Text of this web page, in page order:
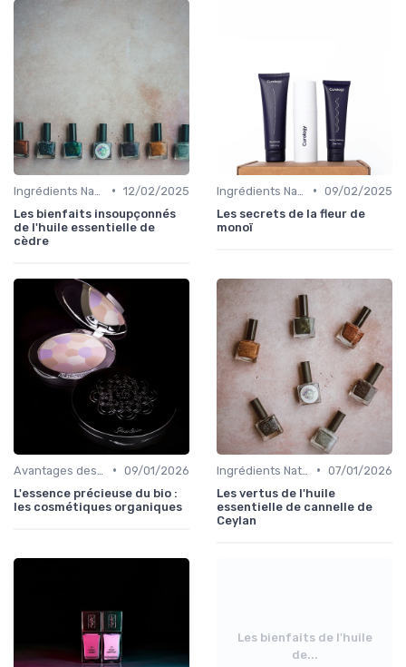
• 12/02/2025
Les bienfaits insoupçonnés
de l'huile essentielle de
cèdre
• 09/02/2025
Les secrets de la fleur de
monoï
• 09/01/2026
L'essence précieuse du bio :
les cosmétiques organiques
• 07/01/2026
Les vertus de l'huile
essentielle de cannelle de
Ceylan
Les bienfaits de l'huile
de...